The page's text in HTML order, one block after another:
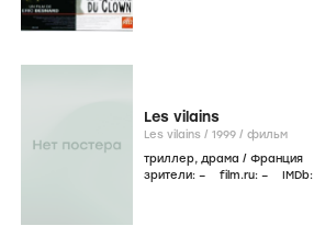
Les vilains
Les vilains / 1999 / фильм
триллер, драма / Франция
зрители: – film.ru: – IMDb: